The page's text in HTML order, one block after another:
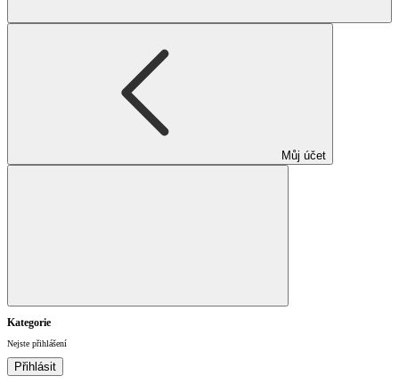
Můj účet
Kategorie
Nejste přihlášení
Přihlásit